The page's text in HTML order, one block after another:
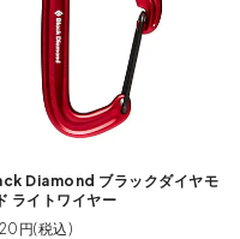
Diamond ブラックダイヤモ
ライトワイヤー
円(税込)